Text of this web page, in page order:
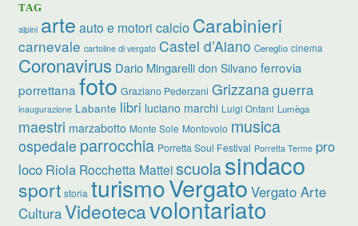
TAG
alpini arte auto e motori calcio Carabinieri
carnevale cartoline di vergato Castel d’Aiano Cereglio cinema
Coronavirus Dario Mingarelli don Silvano ferrovia
porrettana foto Graziano Pederzani Grizzanaguerra
inaugurazione Labante libri luciano marchi Luigi Ontani Lumèga
maestri marzabotto Monte Sole Montovolo musica
ospedale parrocchia Porretta Soul Festival Porretta Terme pro
loco Riola Rocchetta Matteiscuolasindaco
sport storia turismoVergato Vergato Arte
CulturaVideotecavolontariato